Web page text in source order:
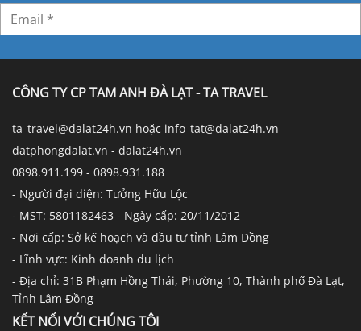
CÔNG TY CP TAM ANH ĐÀ LẠT - TA TRAVEL
ta_travel@dalat24h.vn hoặc info_tat@dalat24h.vn
datphongdalat.vn - dalat24h.vn
0898.911.199 - 0898.931.188
- Người đại diện: Tưởng Hữu Lộc
- MST: 5801182463 - Ngày cấp: 20/11/2012
- Nơi cấp: Sở kế hoạch và đầu tư tỉnh Lâm Đồng
- Lĩnh vực: Kinh doanh du lịch
- Địa chỉ: 31B Phạm Hồng Thái, Phường 10, Thành phố Đà Lạt,
Tỉnh Lâm Đồng
KẾT NỐI VỚI CHÚNG TÔI